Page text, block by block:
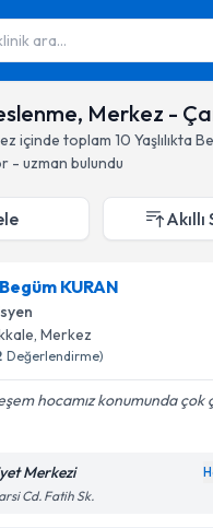
ara...
Merkez -
içinde toplam 10 Yaşlılıkta
- uzman bulundu
KURAN
, Merkez
Değerlendirme)
hocamız konumunda çok
Merkezi
Cd. Fatih Sk.